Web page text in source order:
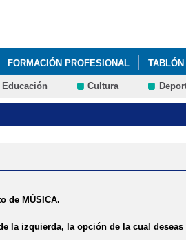
FORMACIÓN PROFESIONAL TABLÓN
DE PAPELETA E INSTRUCCIONES
Educación Cultura
de MÚSICA.
la izquierda, la opción de la cual